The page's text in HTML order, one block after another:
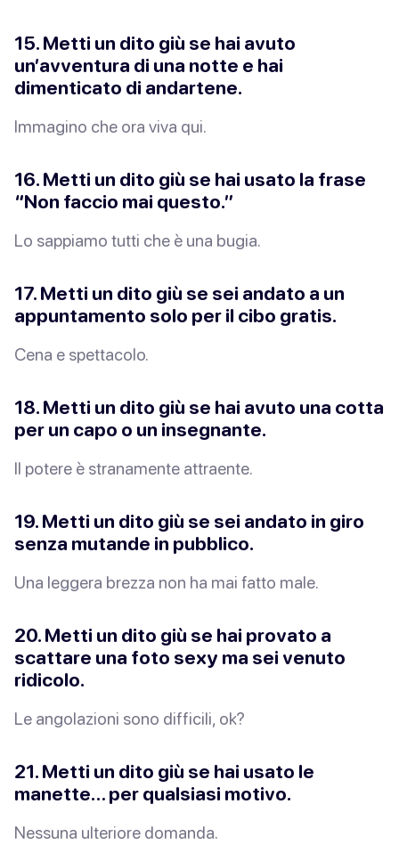
15. Metti un dito giù se hai avuto
un’avventura di una notte e hai
dimenticato di andartene.
Immagino che ora viva qui.
16. Metti un dito giù se hai usato la frase
“Non faccio mai questo.”
Lo sappiamo tutti che è una bugia.
17. Metti un dito giù se sei andato a un
appuntamento solo per il cibo gratis.
Cena e spettacolo.
18. Metti un dito giù se hai avuto una cotta
per un capo o un insegnante.
Il potere è stranamente attraente.
19. Metti un dito giù se sei andato in giro
senza mutande in pubblico.
Una leggera brezza non ha mai fatto male.
20. Metti un dito giù se hai provato a
scattare una foto sexy ma sei venuto
ridicolo.
Le angolazioni sono difficili, ok?
21. Metti un dito giù se hai usato le
manette… per qualsiasi motivo.
Nessuna ulteriore domanda.